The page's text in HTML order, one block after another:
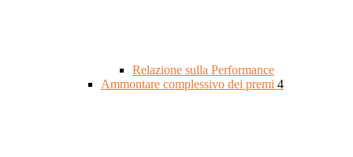
Relazione sulla Performance
Ammontare complessivo dei premi 4